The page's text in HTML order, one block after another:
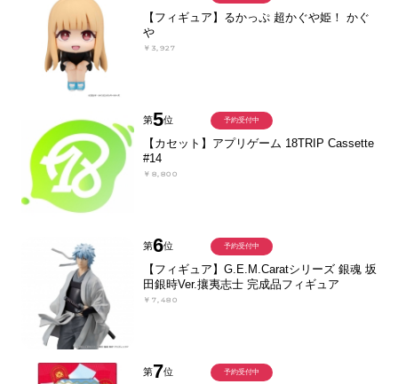
【フィギュア】るかっぷ 超かぐや姫！ かぐ
や
￥3,927
第5位
【カセット】アプリゲーム 18TRIP Cassette
#14
￥8,800
予約受付中
第6位
【フィギュア】G.E.M.Caratシリーズ 銀魂 坂
田銀時Ver.攘夷志士 完成品フィギュア
￥7,480
予約受付中
第7位 予約受付中